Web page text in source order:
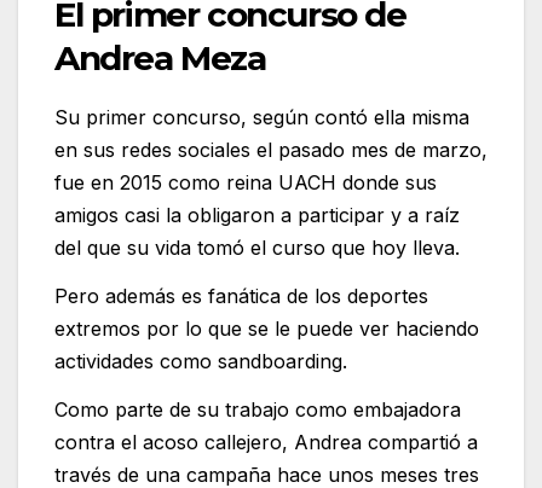
El primer concurso de
Andrea Meza
Su primer concurso, según contó ella misma
en sus redes sociales el pasado mes de marzo,
fue en 2015 como reina UACH donde sus
amigos casi la obligaron a participar y a raíz
del que su vida tomó el curso que hoy lleva.
Pero además es fanática de los deportes
extremos por lo que se le puede ver haciendo
actividades como sandboarding.
Como parte de su trabajo como embajadora
contra el acoso callejero, Andrea compartió a
través de una campaña hace unos meses tres